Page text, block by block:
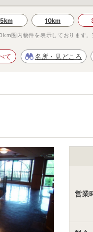
5km 10km
圏内物件を表示しております
て 名所・見どころ
営業